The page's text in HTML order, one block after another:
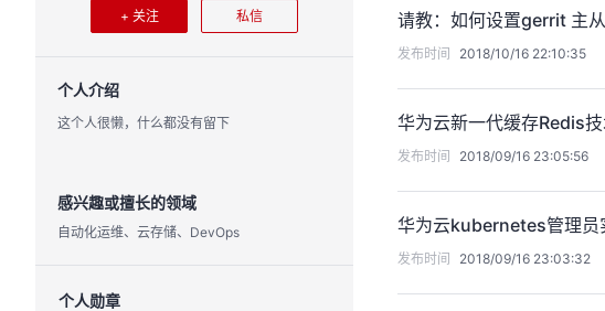
+ 关注 私信
个人介绍
这个人很懒，什么都没有留下
感兴趣或擅长的领域
自动化运维、云存储、DevOps
个人勋章
请教：如何设置gerrit 主
发布时间 2018/10/16 22:10:35
华为云新一代缓存Redis
发布时间 2018/09/16 23:05:56
华为云kubernetes管理员
发布时间 2018/09/16 23:03:32